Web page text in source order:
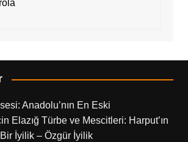
Anadolu’nın En Eski
Elazığ Türbe ve Mescitleri: Harput’ın
İyilik – Özgür İyilik